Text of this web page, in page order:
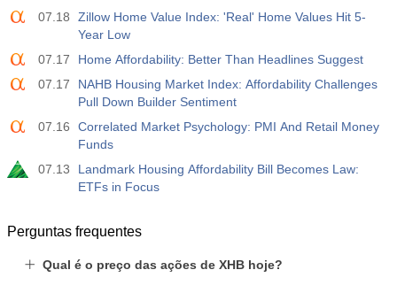
07.18
Zillow Home Value Index: 'Real' Home Values Hit 5-
Year Low
07.17
Home Affordability: Better Than Headlines Suggest
07.17
NAHB Housing Market Index: Affordability Challenges
Pull Down Builder Sentiment
07.16
Correlated Market Psychology: PMI And Retail Money
Funds
07.13
Landmark Housing Affordability Bill Becomes Law:
ETFs in Focus
Perguntas frequentes
Qual é o preço das ações de XHB hoje?